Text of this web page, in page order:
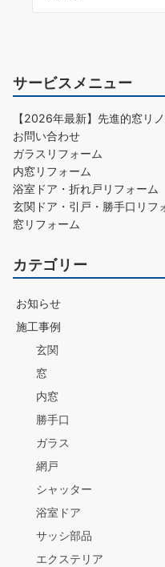
サービスメニュー
【2026年最新】先進的窓リ
お問い合わせ
ガラスリフォーム
内窓リフォーム
浴室ドア・折れ戸リフォーム
玄関ドア・引戸・勝手口リフ
窓リフォーム
カテゴリー
お知らせ
施工事例
玄関
窓
内窓
勝手口
ガラス
網戸
シャッター
浴室ドア
サッシ部品
エクステリア